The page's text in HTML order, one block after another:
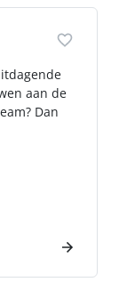
aan de
Dan